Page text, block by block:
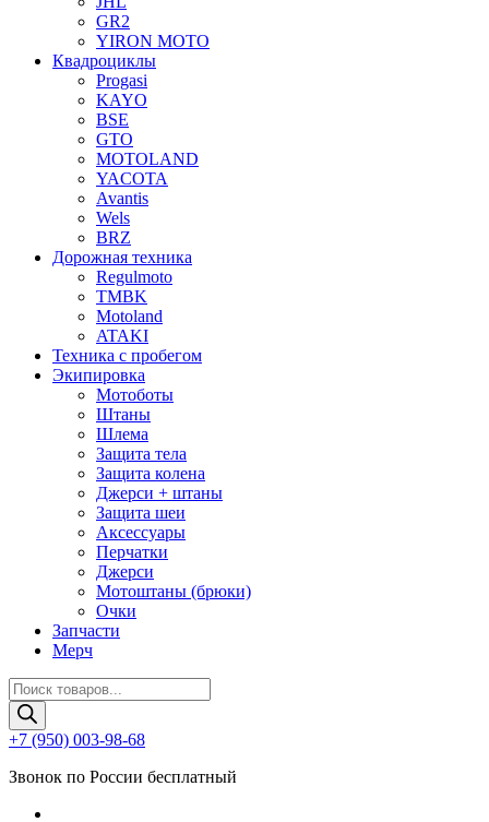
GR2
YIRON MOTO
Квадроциклы
Progasi
KAYO
BSE
GTO
MOTOLAND
YACOTA
Avantis
Wels
BRZ
Дорожная техника
Regulmoto
TMBK
Motoland
ATAKI
Техника с пробегом
Экипировка
Мотоботы
Штаны
Шлема
Защита тела
Защита колена
Джерси + штаны
Защита шеи
Аксессуары
Перчатки
Джерси
Мотоштаны (брюки)
Очки
Запчасти
Мерч
Поиск
товаров
+7 (950) 003-98-68
Звонок по России бесплатный